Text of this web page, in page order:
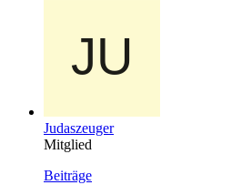
Judaszeuger
Mitglied
Beiträge